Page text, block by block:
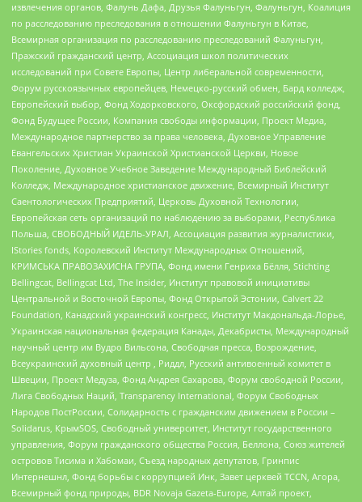
извлечения органов, Фалунь Дафа, Друзья Фалуньгун, Фалуньгун, Коалиция
по расследованию преследования в отношении Фалуньгун в Китае,
Всемирная организация по расследованию преследований Фалуньгун,
Пражский гражданский центр, Ассоциация школ политических
исследований при Совете Европы, Центр либеральной современности,
Форум русскоязычных европейцев, Немецко-русский обмен, Бард колледж,
Европейский выбор, Фонд Ходорковского, Оксфордский российский фонд,
Фонд Будущее России, Компания свободы информации, Проект Медиа,
Международное партнерство за права человека, Духовное Управление
Евангельских Христиан Украинской Христианской Церкви, Новое
Поколение, Духовное Учебное Заведение Международный Библейский
Колледж, Международное христианское движение, Всемирный Институт
Саентологических Предприятий, Церковь Духовной Технологии,
Европейская сеть организаций по наблюдению за выборами, Республика
Польша, СВОБОДНЫЙ ИДЕЛЬ-УРАЛ, Ассоциация развития журналистики,
IStories fonds, Королевский Институт Международных Отношений,
КРИМСЬКА ПРАВОЗАХИСНА ГРУПА, Фонд имени Генриха Бёлля, Stichting
Bellingcat, Bellingcat Ltd, The Insider, Институт правовой инициативы
Центральной и Восточной Европы, Фонд Открытой Эстонии, Calvert 22
Foundation, Канадский украинский конгресс, Институт Макдональда-Лорье,
Украинская национальная федерация Канады, Декабристы, Международный
научный центр им Вудро Вильсона, Свободная пресса, Возрождение,
Всеукраинский духовный центр , Риддл, Русский антивоенный комитет в
Швеции, Проект Медуза, Фонд Андрея Сахарова, Форум свободной России,
Лига Свободных Наций, Transparеncy International, Форум Свободных
Народов ПостРоссии, Солидарность с гражданским движением в России –
Solidarus, КрымSOS, Свободный университет, Институт государственного
управления, Форум гражданского общества Россия, Беллона, Союз жителей
островов Тисима и Хабомаи, Съезд народных депутатов, Гринпис
Интернешнл, Фонд борьбы с коррупцией Инк, Завет церквей TCCN, Агора,
Всемирный фонд природы, BDR Novaja Gazeta-Europe, Алтай проект,